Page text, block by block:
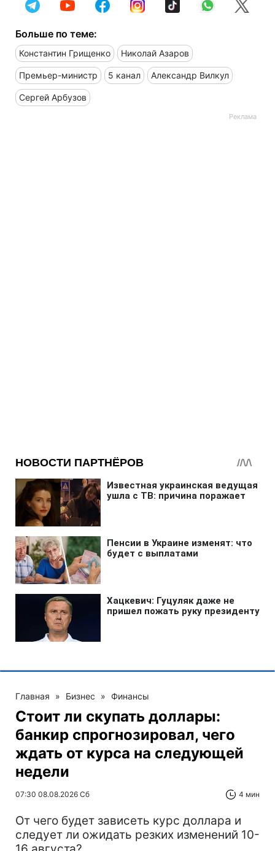
Больше по теме:
Константин Грищенко Николай Азаров
Премьер-министр 5 канал Александр Вилкул
Сергей Арбузов
Главная » Бизнес » Финансы
Стоит ли скупать доллары:
банкир спрогнозировал, чего
ждать от курса на следующей
недели
07:30 08.08.2026 Сб 4 мин
От чего будет зависеть курс доллара и
следует ли ожидать резких изменений 10-